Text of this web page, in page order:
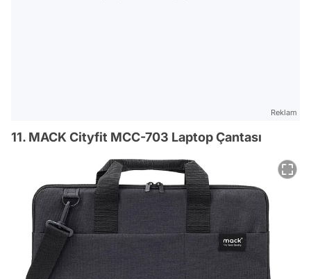
Reklam
11. MACK Cityfit MCC-703 Laptop Çantası